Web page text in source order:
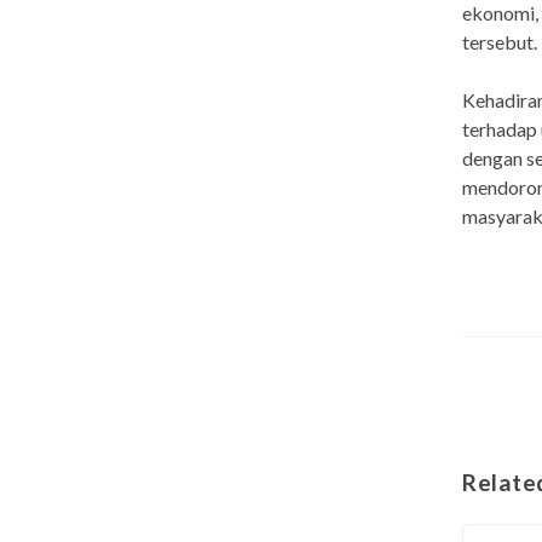
tersebut.
terhadap
dengan